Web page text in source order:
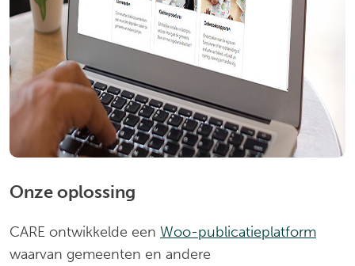
Onze oplossing
CARE ontwikkelde een Woo-publicatieplatform
waarvan gemeenten en andere